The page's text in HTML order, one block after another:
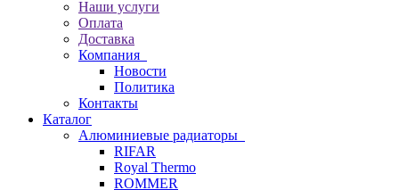
Наши услуги
Оплата
Доставка
Компания
Новости
Политика
Контакты
Каталог
Алюминиевые радиаторы
RIFAR
Royal Thermo
ROMMER